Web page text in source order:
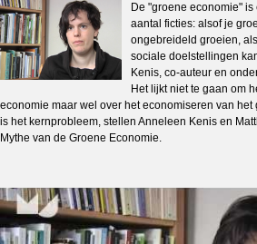
De "groene economie"
aantal ficties: alsof je
ongebreideld groeien,
sociale doelstellingen
Kenis, co-auteur en
Het lijkt niet te gaan om
economie maar wel over het economiseren van
is het kernprobleem, stellen Anneleen Kenis en
Mythe van de Groene Economie.